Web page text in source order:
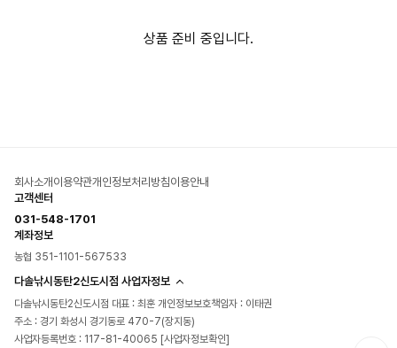
상품 준비 중입니다.
회사소개 이용약관개인정보처리방침이용안내
다솔낚시동탄2신도시점 사업자정보
다솔낚시동탄2신도시점 대표 : 최훈 개인정보보호책임자 : 이태권
주소 : 경기 화성시 경기동로 470-7(장지동)
사업자등록번호 : 117-81-40065 [사업자정보확인]
고객센터
031-548-1701
계좌정보
농협 351-1101-567533